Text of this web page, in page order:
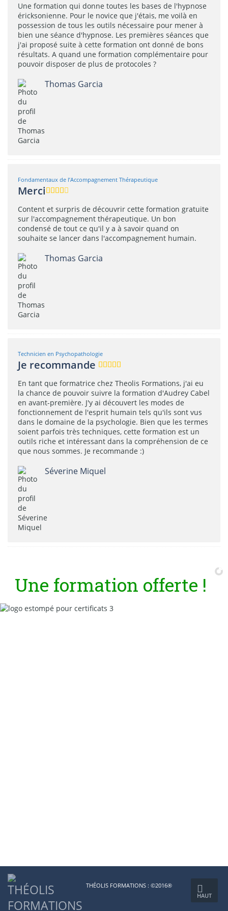
Une formation qui donne toutes les bases de l'hypnose
éricksonienne. Pour le novice que j'étais, me voilà en
possession de tous les outils nécessaire pour mener à
bien une séance d'hypnose. Les premières séances que
j'ai proposé suite à cette formation ont donné de bons
résultats. A quand une formation complémentaire pour
pouvoir disposer de plus de protocoles ?
Thomas Garcia
Fondamentaux de l’Accompagnement Thérapeutique
Merci
Content et surpris de découvrir cette formation gratuite
sur l'accompagnement thérapeutique. Un bon
condensé de tout ce qu'il y a à savoir quand on
souhaite se lancer dans l'accompagnement humain.
Thomas Garcia
Technicien en Psychopathologie
Je recommande
En tant que formatrice chez Theolis Formations, j'ai eu
la chance de pouvoir suivre la formation d'Audrey Cabel
en avant-première. J'y ai découvert les modes de
fonctionnement de l'esprit humain tels qu'ils sont vus
dans le domaine de la psychologie. Bien que les termes
soient parfois très techniques, cette formation est un
outils riche et intéressant dans la compréhension de ce
que nous sommes. Je recommande :)
Séverine Miquel
Une formation offerte !
HAUT
THÉOLIS FORMATIONS : ©2016®